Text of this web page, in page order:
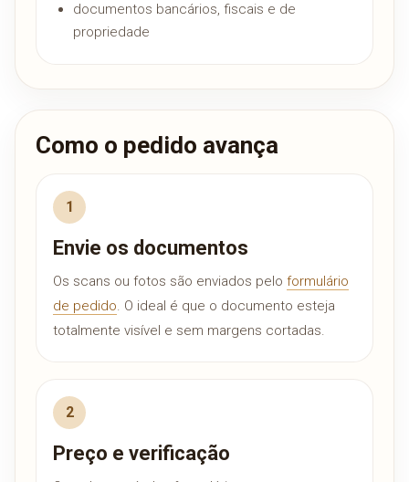
documentos bancários, fiscais e de
propriedade
Como o pedido avança
Envie os documentos
Os scans ou fotos são enviados pelo formulário
de pedido. O ideal é que o documento esteja
totalmente visível e sem margens cortadas.
Preço e verificação